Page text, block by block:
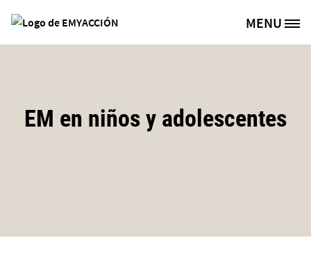
Site Logo MENU
EM en niños y adolescentes